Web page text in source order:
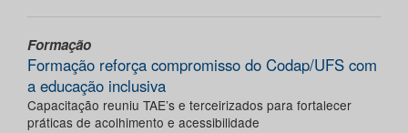
Formação
Formação reforça compromisso do Codap/UFS com
a educação inclusiva
Capacitação reuniu TAE’s e terceirizados para fortalecer
práticas de acolhimento e acessibilidade